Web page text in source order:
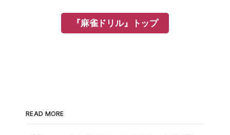
② チー、打
『麻雀ドリル』トップ
READ MORE